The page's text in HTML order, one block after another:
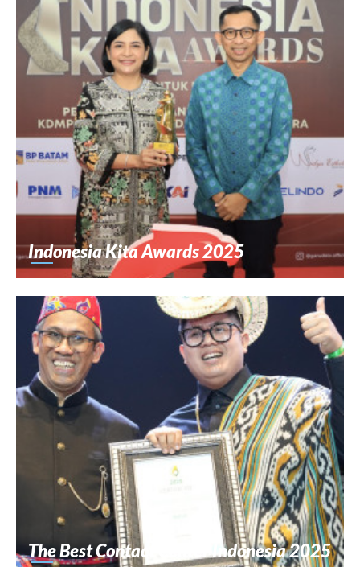
Indonesia Kita Awards 2025
The Best Contact Center Indonesia 2025